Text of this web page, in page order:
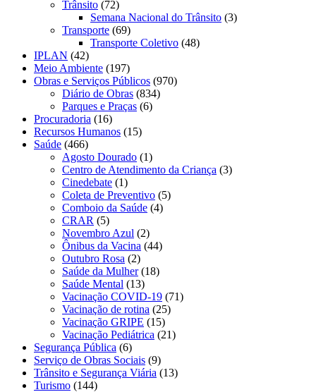
Trânsito (72)
Semana Nacional do Trânsito (3)
Transporte (69)
Transporte Coletivo (48)
IPLAN (42)
Meio Ambiente (197)
Obras e Serviços Públicos (970)
Diário de Obras (834)
Parques e Praças (6)
Procuradoria (16)
Recursos Humanos (15)
Saúde (466)
Agosto Dourado (1)
Centro de Atendimento da Criança (3)
Cinedebate (1)
Coleta de Preventivo (5)
Comboio da Saúde (4)
CRAR (5)
Novembro Azul (2)
Ônibus da Vacina (44)
Outubro Rosa (2)
Saúde da Mulher(18)
Saúde Mental (13)
Vacinação COVID-19 (71)
Vacinação de rotina (25)
Vacinação GRIPE (15)
Vacinação Pediátrica (21)
Segurança Pública (6)
Serviço de Obras Sociais (9)
Trânsito e Segurança Viária (13)
Turismo (144)